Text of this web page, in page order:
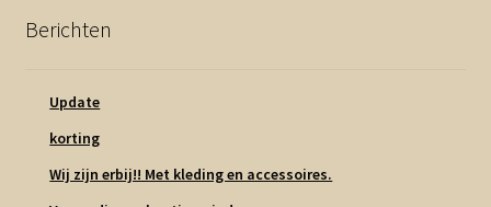
Berichten
Update
korting
Wij zijn erbij!! Met kleding en accessoires.